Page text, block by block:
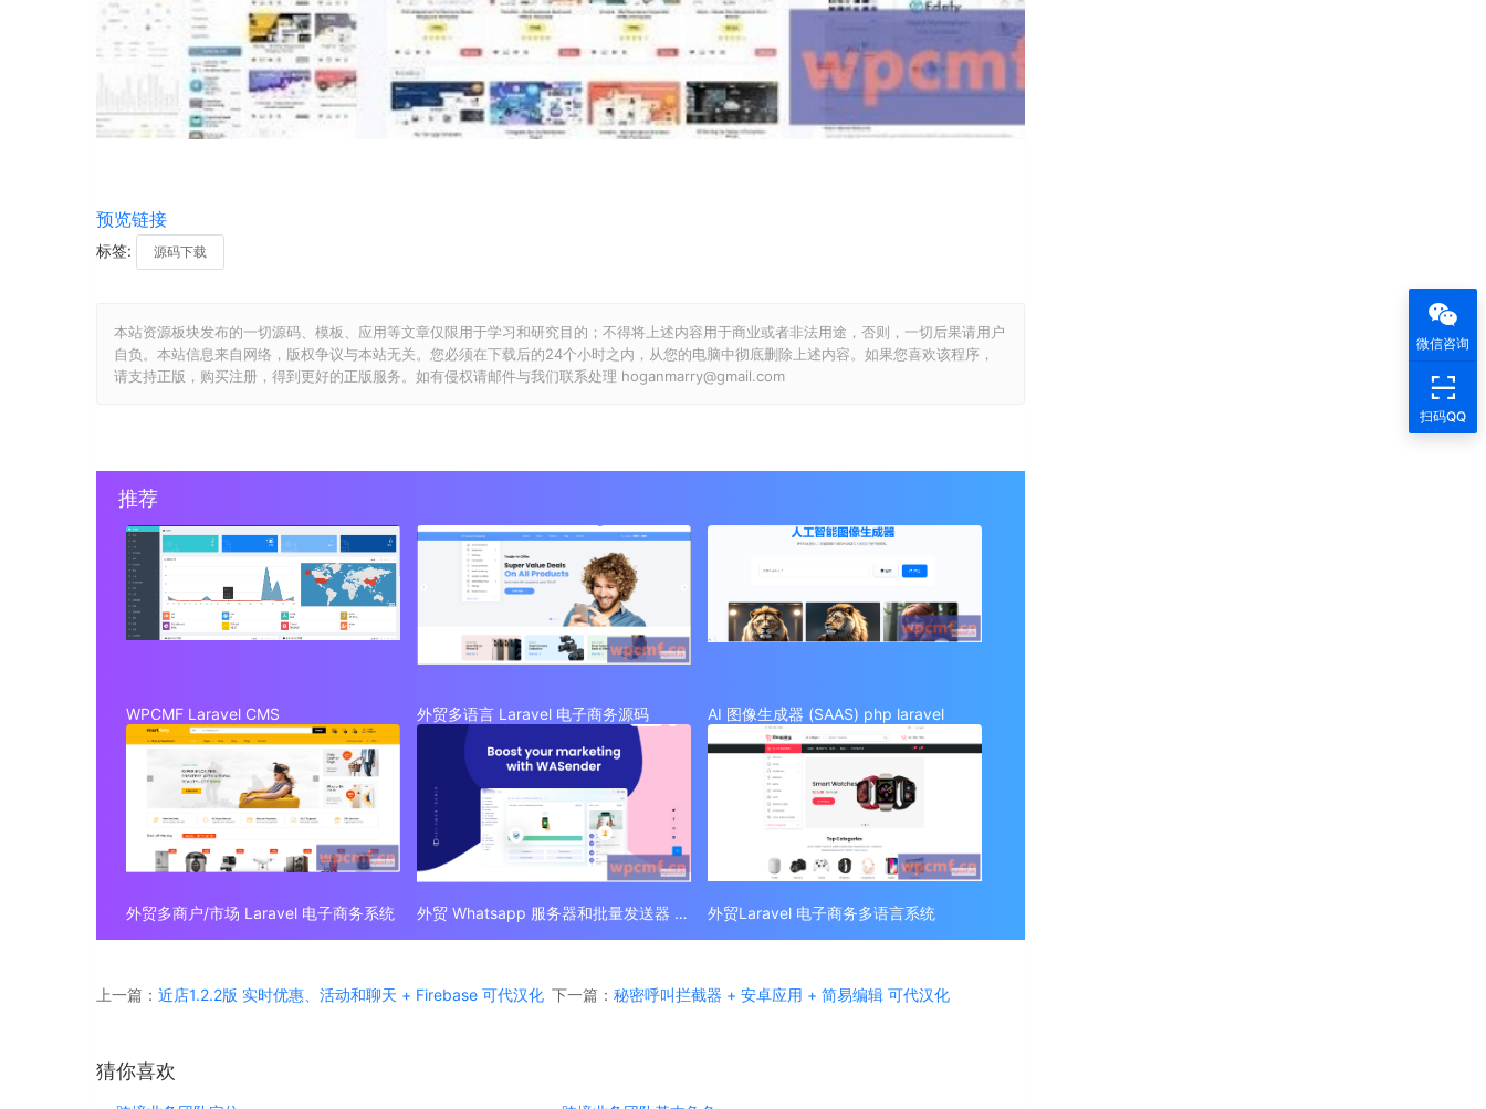
预览链接
标签: 源码下载
本站资源板块发布的一切源码、模板、应用等文章仅限用于学习和研究目的；不得将上述内容用于商业或者非法用途，否则，一切后果请用户
自负。本站信息来自网络，版权争议与本站无关。您必须在下载后的24个小时之内，从您的电脑中彻底删除上述内容。如果您喜欢该程序，
请支持正版，购买注册，得到更好的正版服务。如有侵权请邮件与我们联系处理 hoganmarry@gmail.com
推荐
WPCMF Laravel CMS 外贸多语言 Laravel 电子商务源码 AI 图像生成器 (SAAS) php laravel
外贸多商户/市场 Laravel 电子商务系统 外贸 Whatsapp 服务器和批量发送器 (SAAS) 外贸Laravel 电子商务多语言系统
上一篇： 近店1.2.2版 实时优惠、活动和聊天 + Firebase 可代汉化 下一篇： 秘密呼叫拦截器 + 安卓应用 + 简易编辑 可代汉化
猜你喜欢
微信咨询
扫码QQ